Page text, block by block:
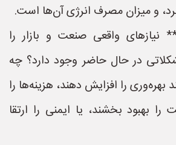
و میزان مصرف انرژی آن‌ها است.
نیازهای واقعی صنعت و بازار را
در حال حاضر وجود دارد؟ چه
بهره‌وری را افزایش دهند، هزینه‌ها را
بهبود بخشند، یا ایمنی را ارتقا